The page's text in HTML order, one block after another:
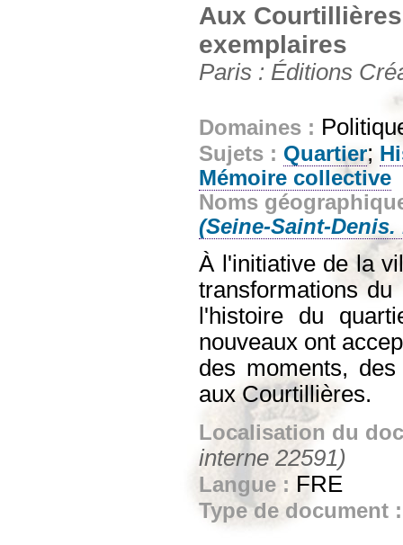
Aux
exemplaires
Paris : Éditions
Domaines :
Sujets : Quartier;
Mémoire collective
Noms
(Seine-Saint-Denis.
À l'initiative de la
transformations
l'histoire du
nouveaux ont
des moments,
aux Courtillières.
Localisation du
interne 22591)
Langue : FRE
Type de document